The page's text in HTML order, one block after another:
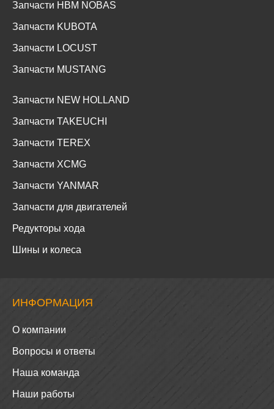
Запчасти HBM NOBAS
Запчасти KUBOTA
Запчасти LOCUST
Запчасти MUSTANG
Запчасти NEW HOLLAND
Запчасти TAKEUCHI
Запчасти TEREX
Запчасти XCMG
Запчасти YANMAR
Запчасти для двигателей
Редукторы хода
Шины и колеса
ИНФОРМАЦИЯ
О компании
Вопросы и ответы
Наша команда
Наши работы